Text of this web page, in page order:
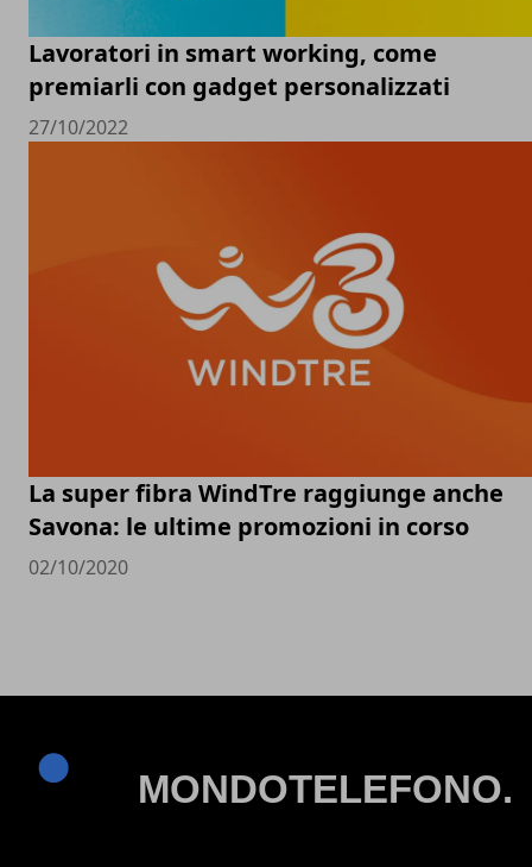
Lavoratori in smart working, come
premiarli con gadget personalizzati
27/10/2022
La super fibra WindTre raggiunge anche
Savona: le ultime promozioni in corso
02/10/2020